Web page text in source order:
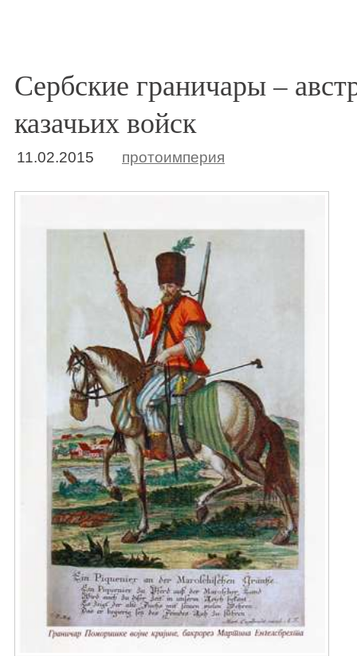
Сербские граничары –
казачьих войск
11.02.2015 протоимперия